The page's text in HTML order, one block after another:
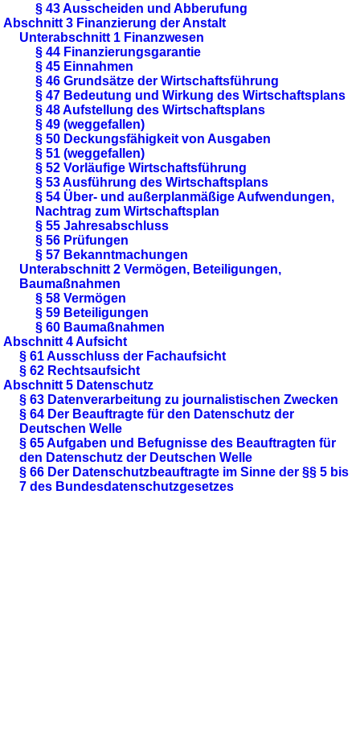
§ 43 Ausscheiden und Abberufung
Abschnitt 3 Finanzierung der Anstalt
Unterabschnitt 1 Finanzwesen
§ 44 Finanzierungsgarantie
§ 45 Einnahmen
§ 46 Grundsätze der Wirtschaftsführung
§ 47 Bedeutung und Wirkung des Wirtschaftsplans
§ 48 Aufstellung des Wirtschaftsplans
§ 49 (weggefallen)
§ 50 Deckungsfähigkeit von Ausgaben
§ 51 (weggefallen)
§ 52 Vorläufige Wirtschaftsführung
§ 53 Ausführung des Wirtschaftsplans
§ 54 Über- und außerplanmäßige Aufwendungen,
Nachtrag zum Wirtschaftsplan
§ 55 Jahresabschluss
§ 56 Prüfungen
§ 57 Bekanntmachungen
Unterabschnitt 2 Vermögen, Beteiligungen,
Baumaßnahmen
§ 58 Vermögen
§ 59 Beteiligungen
§ 60 Baumaßnahmen
Abschnitt 4 Aufsicht
§ 61 Ausschluss der Fachaufsicht
§ 62 Rechtsaufsicht
Abschnitt 5 Datenschutz
§ 63 Datenverarbeitung zu journalistischen Zwecken
§ 64 Der Beauftragte für den Datenschutz der
Deutschen Welle
§ 65 Aufgaben und Befugnisse des Beauftragten für
den Datenschutz der Deutschen Welle
§ 66 Der Datenschutzbeauftragte im Sinne der §§ 5 bis
7 des Bundesdatenschutzgesetzes